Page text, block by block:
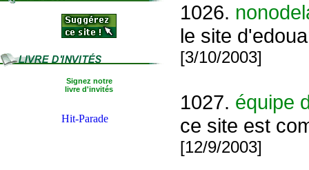
Signez notre
livre d'invités
1026.
le site
[3/10/2003]
1027. équipe
ce site est
[12/9/2003]